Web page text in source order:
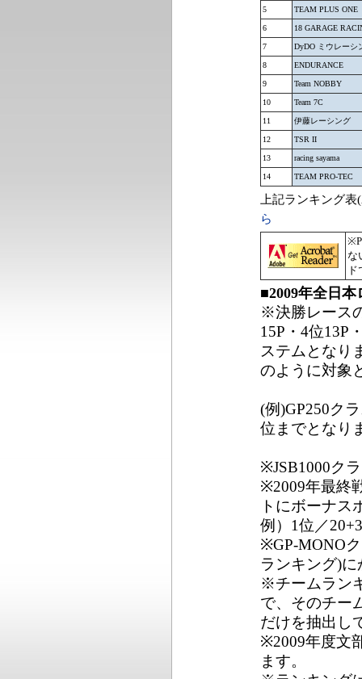
5 TEAM PLUS ONE
6 18 GARAGE
7 DyDO ミウレーシ
8 ENDURANCE
9 Team NOBBY
10 Team 7C
11 伊藤レーシング
12 TSR II
13 racing sayama
14 TEAM PRO-TEC
上記ランキング
ら
な
■2009年全日
※決勝レース
15P・4位13P
ステムとなり
のように対象
(例)GP250ク
位までとなり
※JSB1000ク
※2009年最終
トにボーナス
例）1位／
※GP-MONO
ランキング)
※チームラン
で、そのチー
だけを抽出し
※2009年度文
ます。